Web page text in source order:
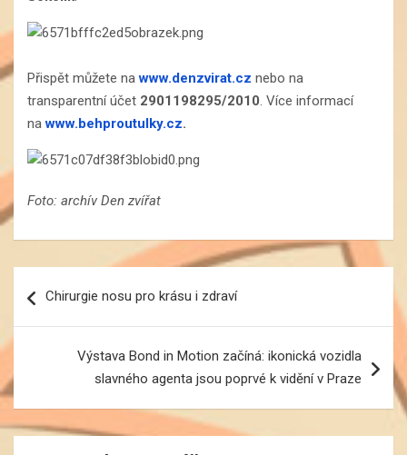
Přispět můžete nawww.denzvirat.cz nebo na
transparentní účet 2901198295/2010. Více informací
nawww.behproutulky.cz.
Foto: archív Den zvířat
pro
příspěvek
Chirurgie nosu pro krásu i zdraví
Výstava Bond in Motion začíná: ikonická vozidla
slavného agenta jsou poprvé k vidění v Praze